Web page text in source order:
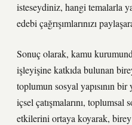
isteseydiniz, hangi temalarla
edebi çağrışımlarınızı
Sonuç olarak, kamu
işleyişine katkıda bulunan
toplumun sosyal yapısının bir
içsel çatışmalarını, toplumsal
etkilerini ortaya koyarak,